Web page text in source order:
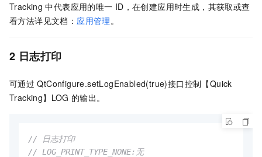
Tracking 中代表应用的唯一 ID，在创建应用时生成，其获取或查
看方法详见文档： 应用管理。
2 日志打印
可通过 QtConfigure.setLogEnabled(true)接口控制【Quick
Tracking】LOG 的输出。
// 日志打印
// LOG_PRINT_TYPE_NONE:无